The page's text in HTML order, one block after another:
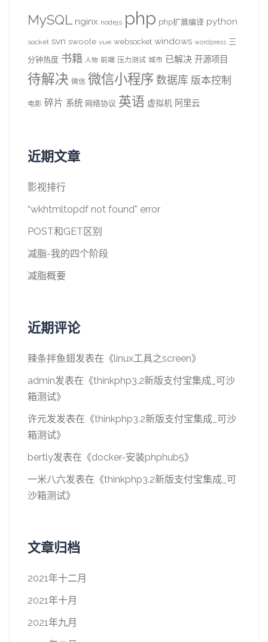
MySQL nginx nodejs php php扩展编译 python
socket svn swoole vue websocket windows wordpress 三
分钟热度 书籍 人物 前端 压力测试 城市 已解决 开源项目
待解决 微信 微信小程序 数据库 版本控制
电影 碎片 系统 网络协议 英语 虚拟机 阿里云
近期文章
影视排行
“wkhtmltopdf not found” error
POST和GET区别
减脂-我的四个阶段
减脂概要
近期评论
辣条拌鱼翅发表在《linux工具之screen》
admin发表在《thinkphp3.2新版支付宝集成_可沙
箱测试》
许元发发表在《thinkphp3.2新版支付宝集成_可沙
箱测试》
bertly发表在《docker-安装phphub5》
一米八六发表在《thinkphp3.2新版支付宝集成_可
沙箱测试》
文章归档
2021年十二月
2021年十月
2021年九月